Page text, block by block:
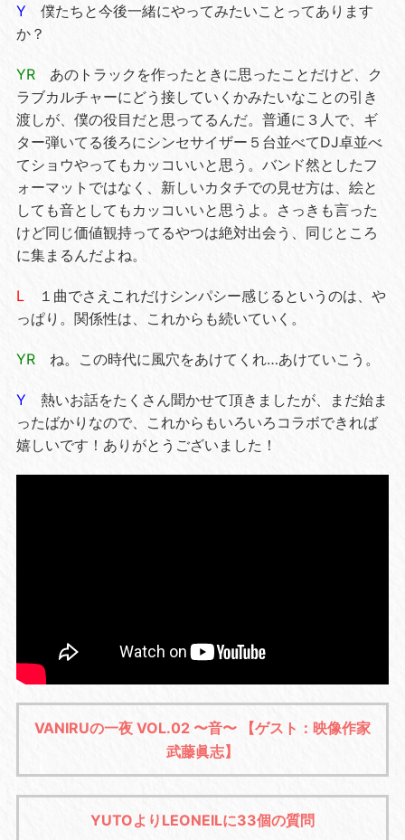
Y 僕たちと今後一緒にやってみたいことってあります
か？
YR あのトラックを作ったときに思ったことだけど、ク
ラブカルチャーにどう接していくかみたいなことの引き
渡しが、僕の役目だと思ってるんだ。普通に３人で、ギ
ター弾いてる後ろにシンセサイザー５台並べてDJ卓並べ
てショウやってもカッコいいと思う。バンド然としたフ
ォーマットではなく、新しいカタチでの見せ方は、絵と
しても音としてもカッコいいと思うよ。さっきも言った
けど同じ価値観持ってるやつは絶対出会う、同じところ
に集まるんだよね。
L １曲でさえこれだけシンパシー感じるというのは、や
っぱり。関係性は、これからも続いていく。
YR ね。この時代に風穴をあけてくれ…あけていこう。
Y 熱いお話をたくさん聞かせて頂きましたが、まだ始ま
ったばかりなので、これからもいろいろコラボできれば
嬉しいです！ありがとうございました！
VANIRUの一夜 VOL.02 〜音〜 【ゲスト：映像作家
武藤眞志】
YUTOよりLEONEILに33個の質問